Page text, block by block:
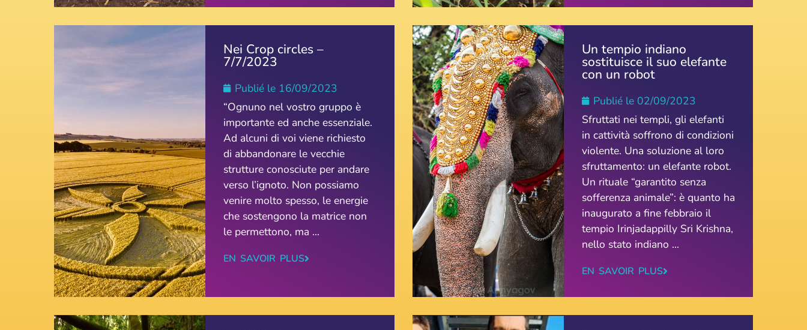
Nei Crop circles –
7/7/2023
Publié le 16/09/2023
“Ognuno nel vostro gruppo è
importante ed anche essenziale.
Ad alcuni di voi viene richiesto
di abbandonare le vecchie
strutture conosciute per andare
verso l’ignoto. Non possiamo
venire molto spesso, le energie
che sostengono la matrice non
le permettono, ma ...
EN SAVOIR PLUS
Un tempio indiano
sostituisce il suo elefante
con un robot
Publié le 02/09/2023
Sfruttati nei templi, gli elefanti
in cattività soffrono di condizioni
violente. Una soluzione al loro
sfruttamento: un elefante robot.
Un rituale “garantito senza
sofferenza animale”: è quanto ha
inaugurato a fine febbraio il
tempio Irinjadappilly Sri Krishna,
nello stato indiano ...
EN SAVOIR PLUS